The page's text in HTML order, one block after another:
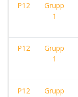
P12
Grupp
1
P12
Grupp
1
P12
Grupp